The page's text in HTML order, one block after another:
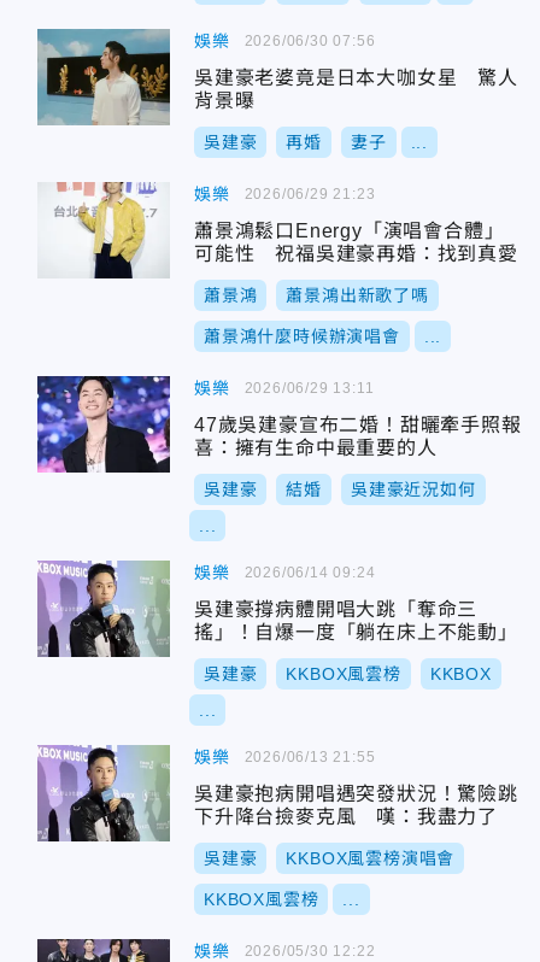
娛樂
吳建豪老婆竟是日本大咖女星 驚人
背景曝
吳建豪 再婚 妻子
2026/06/30 07:56
娛樂
蕭景鴻鬆口Energy「演唱會合體」
可能性 祝福吳建豪再婚：找到真愛
蕭景鴻 蕭景鴻出新歌了嗎
蕭景鴻什麼時候辦演唱會
2026/06/29 21:23
娛樂
47歲吳建豪宣布二婚！甜曬牽手照報
喜：擁有生命中最重要的人
吳建豪 結婚 吳建豪近況如何
2026/06/29 13:11
娛樂
吳建豪撐病體開唱大跳「奪命三
搖」！自爆一度「躺在床上不能動」
吳建豪 KKBOX風雲榜 KKBOX
2026/06/14 09:24
娛樂
吳建豪抱病開唱遇突發狀況！驚險跳
下升降台撿麥克風 嘆：我盡力了
吳建豪 KKBOX風雲榜演唱會
KKBOX風雲榜
2026/06/13 21:55
娛樂 2026/05/30 12:22